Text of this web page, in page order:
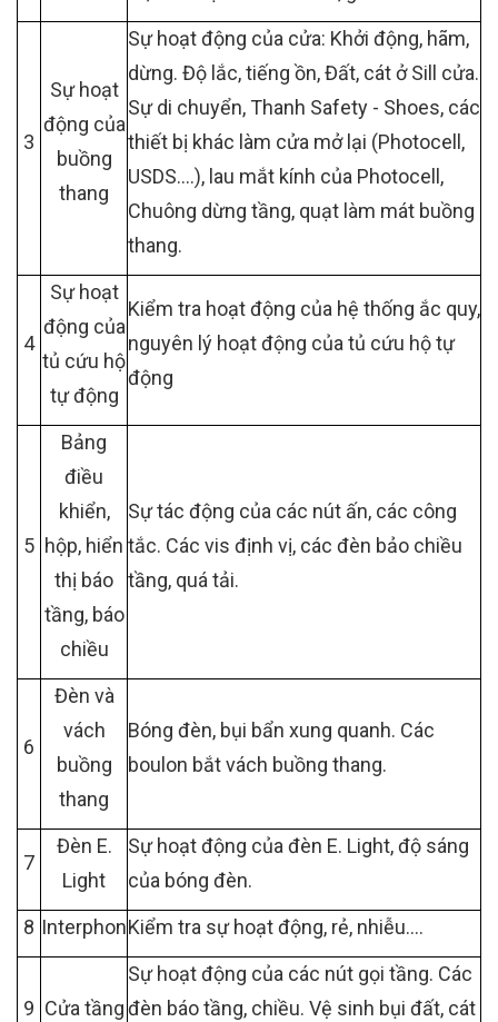
3
Sự hoạt
động của
buồng
thang
Sự hoạt động của cửa: Khởi động, hãm,
dừng. Độ lắc, tiếng ồn, Đất, cát ở Sill cửa.
Sự di chuyển, Thanh Safety - Shoes, các
thiết bị khác làm cửa mở lại (Photocell,
USDS….), lau mắt kính của Photocell,
Chuông dừng tầng, quạt làm mát buồng
thang.
4
Sự hoạt
động của
tủ cứu hộ
tự động
Kiểm tra hoạt động của hệ thống ắc quy,
nguyên lý hoạt động của tủ cứu hộ tự
động
5
Bảng
điều
khiển,
hộp, hiển
thị báo
tầng, báo
chiều
Sự tác động của các nút ấn, các công
tắc. Các vis định vị, các đèn bảo chiều
tầng, quá tải.
6
Đèn và
vách
buồng
thang
Bóng đèn, bụi bẩn xung quanh. Các
boulon bắt vách buồng thang.
7
Đèn E.
Light
Sự hoạt động của đèn E. Light, độ sáng
của bóng đèn.
8 InterphonKiểm tra sự hoạt động, rẻ, nhiễu….
9 Cửa tầng
Sự hoạt động của các nút gọi tầng. Các
đèn báo tầng, chiều. Vệ sinh bụi đất, cát